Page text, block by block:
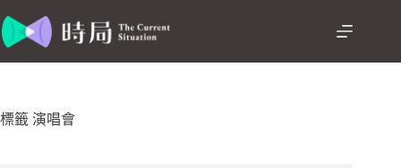
至
容
標籤 演唱會